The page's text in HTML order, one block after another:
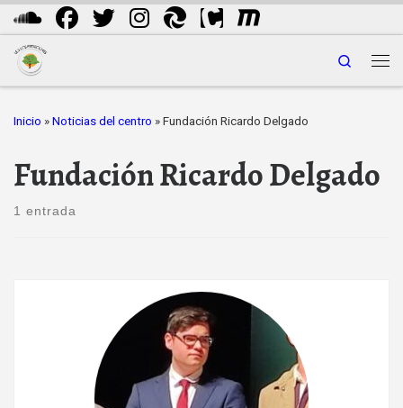
Saltar al contenido
Search
Inicio » Noticias del centro » Fundación Ricardo Delgado
Fundación Ricardo Delgado
1 entrada